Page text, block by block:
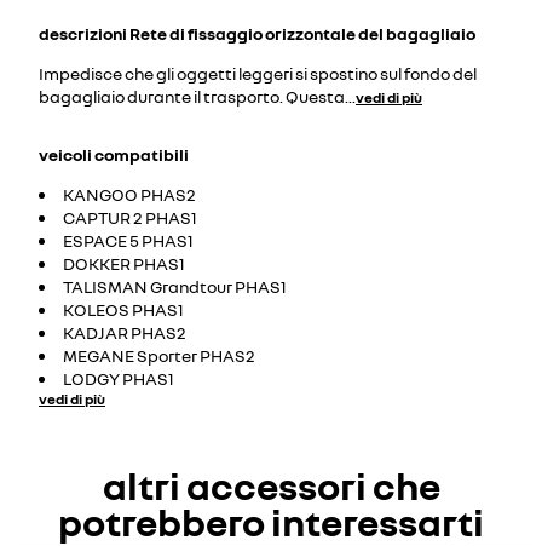
descrizioni Rete di fissaggio orizzontale del bagagliaio
Impedisce che gli oggetti leggeri si spostino sul fondo del
bagagliaio durante il trasporto. Questa
vedi di più
veicoli compatibili
KANGOO PHAS2
CAPTUR 2 PHAS1
ESPACE 5 PHAS1
DOKKER PHAS1
TALISMAN Grandtour PHAS1
KOLEOS PHAS1
KADJAR PHAS2
MEGANE Sporter PHAS2
LODGY PHAS1
vedi di più
altri accessori che
potrebbero interessarti